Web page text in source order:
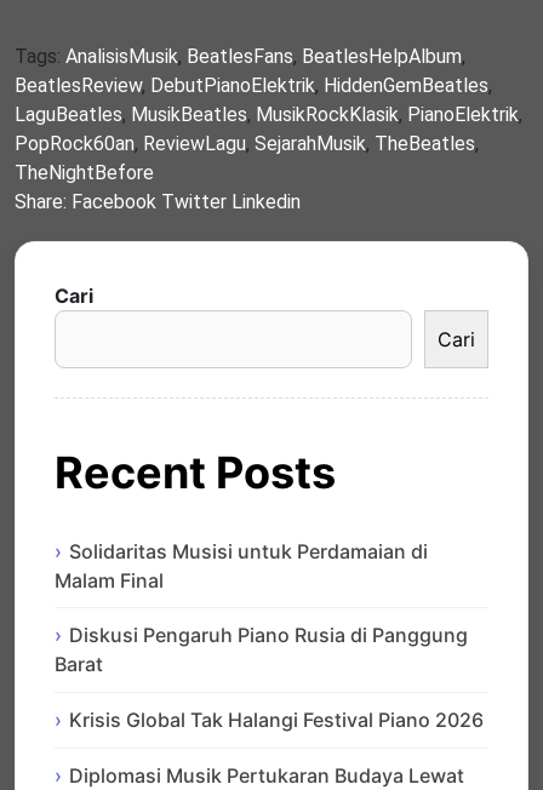
Tags: AnalisisMusik, BeatlesFans, BeatlesHelpAlbum,
BeatlesReview, DebutPianoElektrik, HiddenGemBeatles,
LaguBeatles, MusikBeatles, MusikRockKlasik, PianoElektrik,
PopRock60an, ReviewLagu, SejarahMusik, TheBeatles,
TheNightBefore
Share: Facebook Twitter Linkedin
Cari
Cari
Recent Posts
Solidaritas Musisi untuk Perdamaian di
Malam Final
Diskusi Pengaruh Piano Rusia di Panggung
Barat
Krisis Global Tak Halangi Festival Piano 2026
Diplomasi Musik Pertukaran Budaya Lewat